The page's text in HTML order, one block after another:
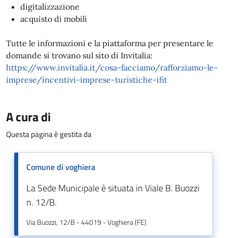
digitalizzazione
acquisto di mobili
Tutte le informazioni e la piattaforma per presentare le
domande si trovano sul sito di Invitalia:
https://www.invitalia.it/cosa-facciamo/rafforziamo-le-
imprese/incentivi-imprese-turistiche-ifit
A cura di
Questa pagina è gestita da
Comune di voghiera
La Sede Municipale è situata in Viale B. Buozzi
n. 12/B.
Via Buozzi, 12/B - 44019 - Voghiera (FE)